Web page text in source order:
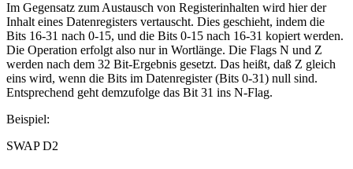
Im Gegensatz zum Austausch von Registerinhalten wird hier der
Inhalt eines Datenregisters vertauscht. Dies geschieht, indem die
Bits 16-31 nach 0-15, und die Bits 0-15 nach 16-31 kopiert werden.
Die Operation erfolgt also nur in Wortlänge. Die Flags N und Z
werden nach dem 32 Bit-Ergebnis gesetzt. Das heißt, daß Z gleich
eins wird, wenn die Bits im Datenregister (Bits 0-31) null sind.
Entsprechend geht demzufolge das Bit 31 ins N-Flag.
Beispiel:
SWAP D2